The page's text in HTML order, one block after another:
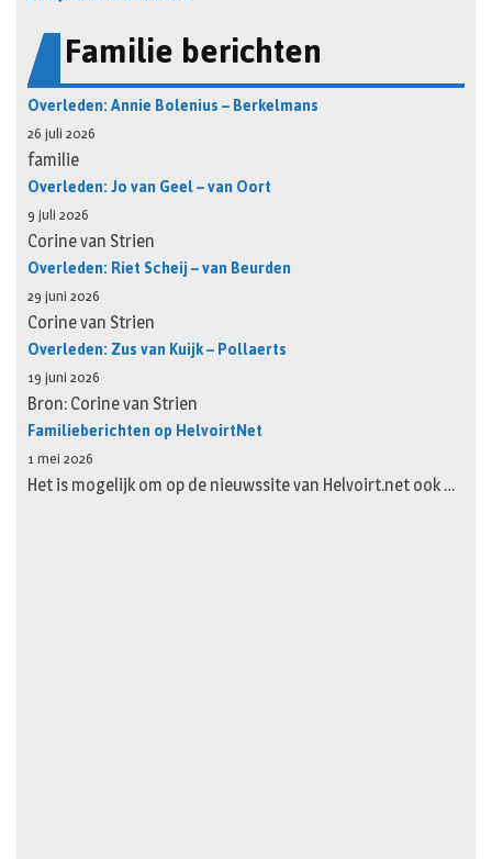
Familie berichten
Overleden: Annie Bolenius – Berkelmans
26 juli 2026
familie
Overleden: Jo van Geel – van Oort
9 juli 2026
Corine van Strien
Overleden: Riet Scheij – van Beurden
29 juni 2026
Corine van Strien
Overleden: Zus van Kuijk – Pollaerts
19 juni 2026
Bron: Corine van Strien
Familieberichten op HelvoirtNet
1 mei 2026
Het is mogelijk om op de nieuwssite van Helvoirt.net ook …